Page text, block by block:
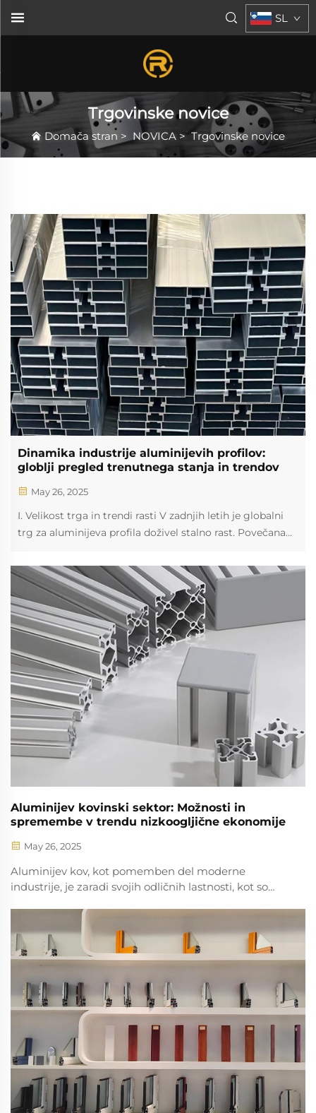
SL
Trgovinske novice
Domača stran > NOVICA >Trgovinske novice
Dinamika industrije aluminijevih profilov:
globlji pregled trenutnega stanja in trendov
May 26, 2025
I. Velikost trga in trendi rasti V zadnjih letih je globalni
trg za aluminijeva profila doživel stalno rast. Povečana
različnih sektorjih, kot so gradbeništvo, avtomobilski in
industrijski sektor, je pripeljala do široke uporabe
aluminijevih profilov. Ti materiali so zelo cenjeni zaradi
svojih odličnih lastnosti, vključno s lahko težo,
odupornostjo pred korozijo in ponovno uporabljivostjo.
Aluminijev kovinski sektor: Možnosti in
spremembe v trendu nizkoogljične ekonomije
May 26, 2025
Aluminijev kov, kot pomemben del moderne
industrije, je zaradi svojih odličnih lastnosti, kot so
obdelave, bil široko uporabljan v različnih področjih. Z
povečujemo globalno povpraševanjem po ...